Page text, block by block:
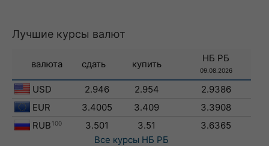
Лучшие курсы валют
валюта сдать купить
НБ РБ
09.08.2026
USD 2.946 2.954
2.9386
EUR
3.4005 3.409
3.3908
RUB 100 3.501 3.51
3.6365
Все курсы НБ РБ